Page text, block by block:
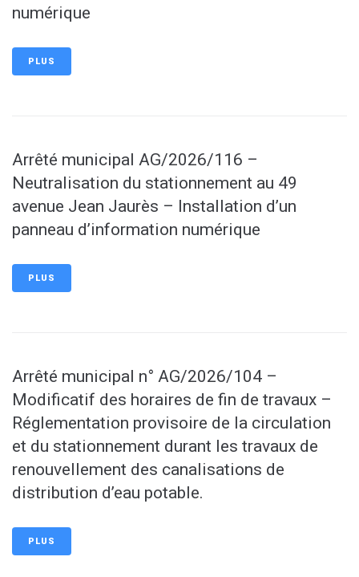
numérique
PLUS
Arrêté municipal AG/2026/116 –
Neutralisation du stationnement au 49
avenue Jean Jaurès – Installation d’un
panneau d’information numérique
PLUS
Arrêté municipal n° AG/2026/104 –
Modificatif des horaires de fin de travaux –
Réglementation provisoire de la circulation
et du stationnement durant les travaux de
renouvellement des canalisations de
distribution d’eau potable.
PLUS